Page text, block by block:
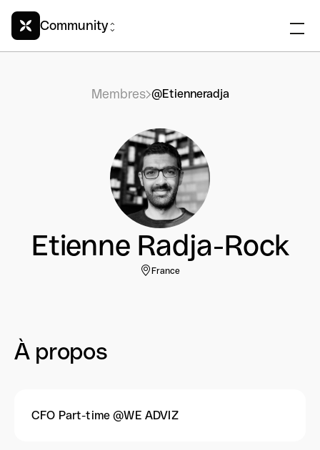
Community
Membres @Etienneradja
Etienne Radja-Rock
France
À propos
CFO Part-time @WE ADVIZ